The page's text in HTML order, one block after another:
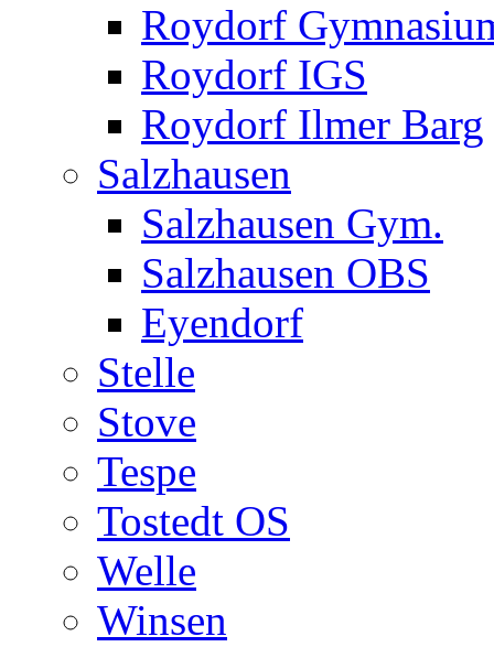
Roydorf
Roydorf IGS
Roydorf Ilmer Barg
Salzhausen
Salzhausen Gym.
Salzhausen OBS
Eyendorf
Stelle
Stove
Tespe
Tostedt OS
Welle
Winsen